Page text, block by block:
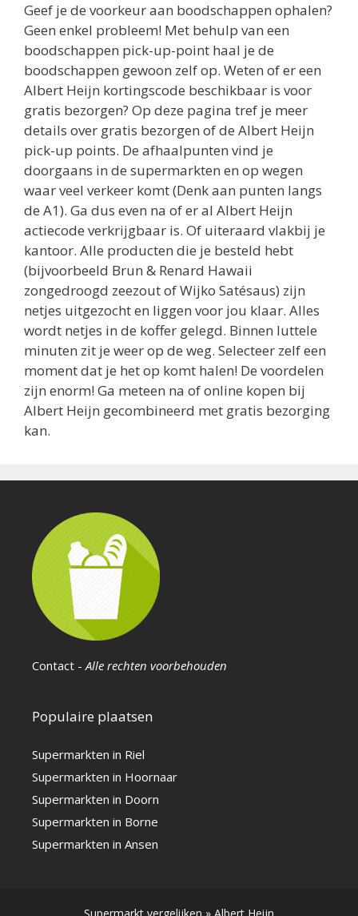
Geef je de voorkeur aan boodschappen ophalen?
Geen enkel probleem! Met behulp van een
boodschappen pick-up-point haal je de
boodschappen gewoon zelf op. Weten of er een
Albert Heijn kortingscode beschikbaar is voor
gratis bezorgen? Op deze pagina tref je meer
details over gratis bezorgen of de Albert Heijn
pick-up points. De afhaalpunten vind je
doorgaans in de supermarkten en op wegen
waar veel verkeer komt (Denk aan punten langs
de A1). Ga dus even na of er al Albert Heijn
actiecode verkrijgbaar is. Of uiteraard vlakbij je
kantoor. Alle producten die je besteld hebt
(bijvoorbeeld Brun & Renard Hawaii
zongedroogd zeezout of Wijko Satésaus) zijn
netjes uitgezocht en liggen voor jou klaar. Alles
wordt netjes in de koffer gelegd. Binnen luttele
minuten zit je weer op de weg. Selecteer zelf een
moment dat je het op komt halen! De voordelen
zijn enorm! Ga meteen na of online kopen bij
Albert Heijn gecombineerd met gratis bezorging
kan.
Contact -Alle rechten voorbehouden
Populaire plaatsen
Supermarkten in Riel
Supermarkten in Hoornaar
Supermarkten in Doorn
Supermarkten in Borne
Supermarkten in Ansen